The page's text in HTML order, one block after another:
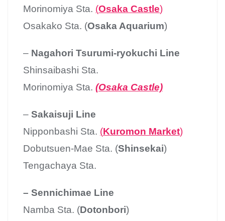
Morinomiya Sta. (Osaka Castle)
Osakako Sta. (Osaka Aquarium)
– Nagahori Tsurumi-ryokuchi Line
Shinsaibashi Sta.
Morinomiya Sta. (Osaka Castle)
– Sakaisuji Line
Nipponbashi Sta. (Kuromon Market)
Dobutsuen-Mae Sta. (Shinsekai)
Tengachaya Sta.
– Sennichimae Line
Namba Sta. (Dotonbori)